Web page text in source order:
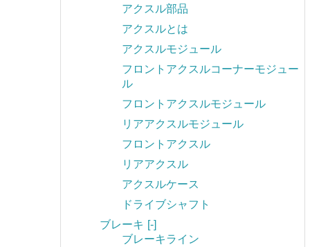
アクスル部品
アクスルとは
アクスルモジュール
フロントアクスルコーナーモジュー
ル
フロントアクスルモジュール
リアアクスルモジュール
フロントアクスル
リアアクスル
アクスルケース
ドライブシャフト
ブレーキ [-]
ブレーキライン